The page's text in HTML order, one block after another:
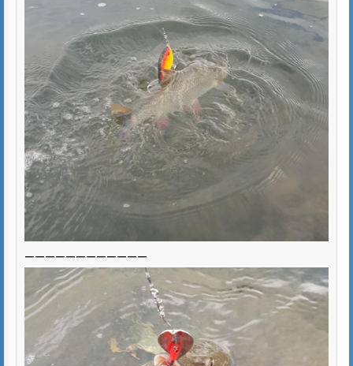
————————————